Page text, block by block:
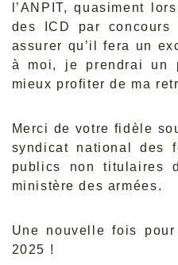
l’ANPIT, quasiment
des ICD par
assurer qu’il fera un
à moi, je prendrai un
mieux profiter de ma
Merci de votre fidèle
syndicat national des
publics non titulaires
ministère des armées.
Une nouvelle fois
2025 !